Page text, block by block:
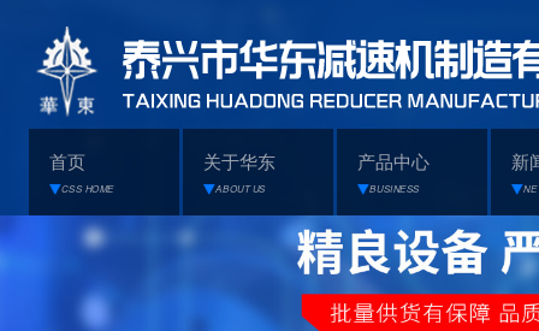
首页
CSS HOME
关于华东
ABOUT US
产品中心
BUSINESS
新